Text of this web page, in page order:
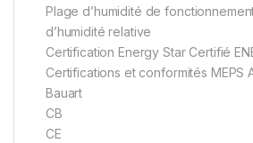
Plage d’humidité de
d’humidité relative
Certification Energy Star Certifié
Certifications et conformités MEPS
Bauart
CB
CE